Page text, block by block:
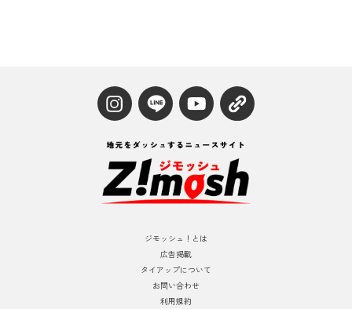
ジモッシュ！とは
広告掲載
タイアップについて
お問い合わせ
利用規約